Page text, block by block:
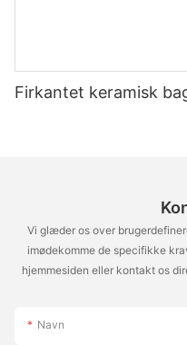
Firkantet keramisk
Vi glæder os over
imødekomme de specifikke
hjemmesiden eller kontakt os
Navn